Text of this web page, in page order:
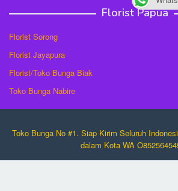
Florist Papua
Florist Sorong
Florist Jayapura
Florist/Toko Bunga Biak
Toko Bunga Nabire
Toko Bunga No #1. Siap Kirim Seluruh
dalam Kota WA